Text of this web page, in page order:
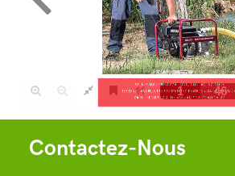
Contactez-Nous